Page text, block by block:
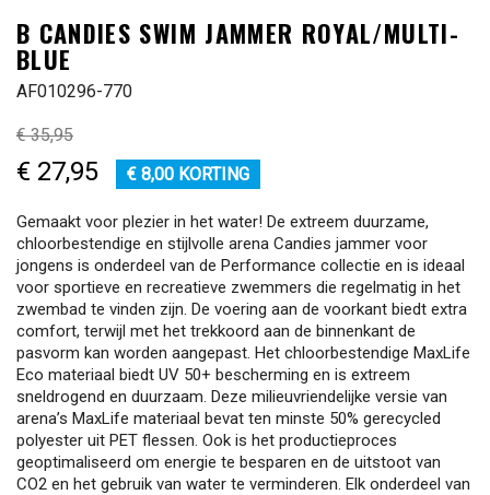
B CANDIES SWIM JAMMER ROYAL/MULTI-
BLUE
AF010296-770
€ 35,95
€ 27,95 € 8,00 KORTING
Gemaakt voor plezier in het water! De extreem duurzame,
chloorbestendige en stijlvolle arena Candies jammer voor
jongens is onderdeel van de Performance collectie en is ideaal
voor sportieve en recreatieve zwemmers die regelmatig in het
zwembad te vinden zijn. De voering aan de voorkant biedt extra
comfort, terwijl met het trekkoord aan de binnenkant de
pasvorm kan worden aangepast. Het chloorbestendige MaxLife
Eco materiaal biedt UV 50+ bescherming en is extreem
sneldrogend en duurzaam. Deze milieuvriendelijke versie van
arena’s MaxLife materiaal bevat ten minste 50% gerecycled
polyester uit PET flessen. Ook is het productieproces
geoptimaliseerd om energie te besparen en de uitstoot van
CO2 en het gebruik van water te verminderen. Elk onderdeel van